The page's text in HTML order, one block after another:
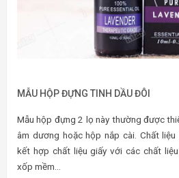
MẪU HỘP ĐỰNG TINH DẦU ĐÔI
Mẫu hộp đựng 2 lọ này thường được
âm dương hoặc hộp nắp cài. Chất
kết hợp chất liệu giấy với các chất liệu
xốp mềm…